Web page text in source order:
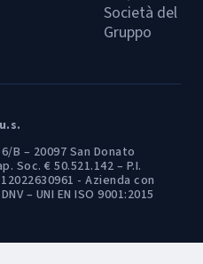
Società del
Gruppo
B – 20097 San Donato
Soc. € 50.521.142 – P.I.
- Azienda con
– UNI EN ISO 9001:2015